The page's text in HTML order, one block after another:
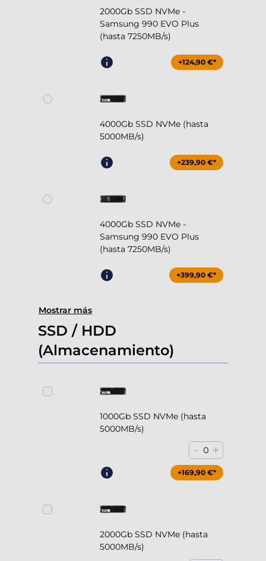
2000Gb SSD NVMe -
Samsung 990 EVO Plus
(hasta 7250MB/s)
+124,90 €*
4000Gb SSD NVMe (hasta
5000MB/s)
+239,90 €*
4000Gb SSD NVMe -
Samsung 990 EVO Plus
(hasta 7250MB/s)
+399,90 €*
Mostrar más
SSD / HDD
(Almacenamiento)
1000Gb SSD NVMe (hasta
5000MB/s)
- 0 +
+169,90 €*
2000Gb SSD NVMe (hasta
5000MB/s)